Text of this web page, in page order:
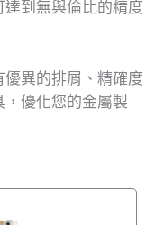
到無與倫比的精度
異的排屑、精確度
優化您的金屬製